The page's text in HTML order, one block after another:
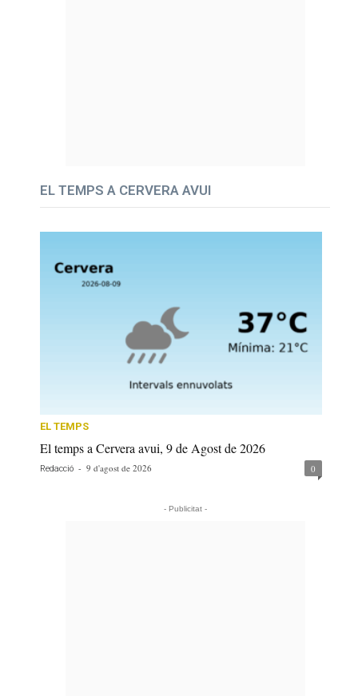
EL TEMPS A CERVERA AVUI
EL TEMPS
El temps a Cervera avui, 9 de Agost de 2026
Redacció - 9 d'agost de 2026 0
- Publicitat -